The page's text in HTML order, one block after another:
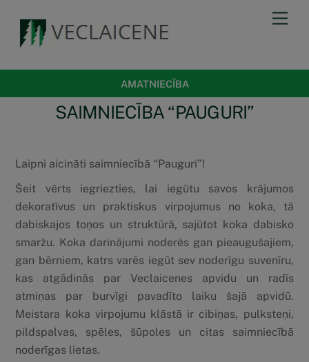
content
AMATNIECĪBA
SAIMNIECĪBA “PAUGURI”
Laipni aicināti saimniecībā “Pauguri”!
Šeit vērts iegriezties, lai iegūtu savos krājumos
dekoratīvus un praktiskus virpojumus no koka, tā
dabiskajos toņos un struktūrā, sajūtot koka dabisko
smaržu. Koka darinājumi noderēs gan pieaugušajiem,
gan bērniem, katrs varēs iegūt sev noderīgu suvenīru,
kas atgādinās par Veclaicenes apvidu un radīs
atmiņas par burvīgi pavadīto laiku šajā apvidū.
Meistara koka virpojumu klāstā ir cibiņas, pulksteņi,
pildspalvas, spēles, šūpoles un citas saimniecībā
noderīgas lietas.